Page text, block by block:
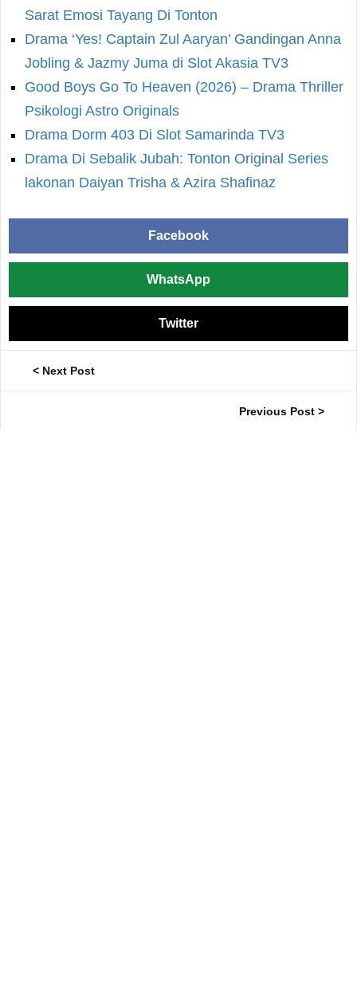
Sarat Emosi Tayang Di Tonton
Drama ‘Yes! Captain Zul Aaryan’ Gandingan Anna
Jobling & Jazmy Juma di Slot Akasia TV3
Good Boys Go To Heaven (2026) – Drama Thriller
Psikologi Astro Originals
Drama Dorm 403 Di Slot Samarinda TV3
Drama Di Sebalik Jubah: Tonton Original Series
lakonan Daiyan Trisha & Azira Shafinaz
Facebook
WhatsApp
Twitter
< Next Post
Previous Post >